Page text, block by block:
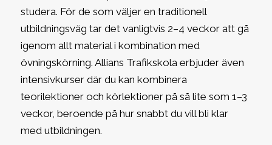
studera. För de som väljer en traditionell
utbildningsväg tar det vanligtvis 2–4 veckor att gå
igenom allt material i kombination med
övningskörning. Allians Trafikskola erbjuder även
intensivkurser där du kan kombinera
teorilektioner och körlektioner på så lite som 1–3
veckor, beroende på hur snabbt du vill bli klar
med utbildningen.